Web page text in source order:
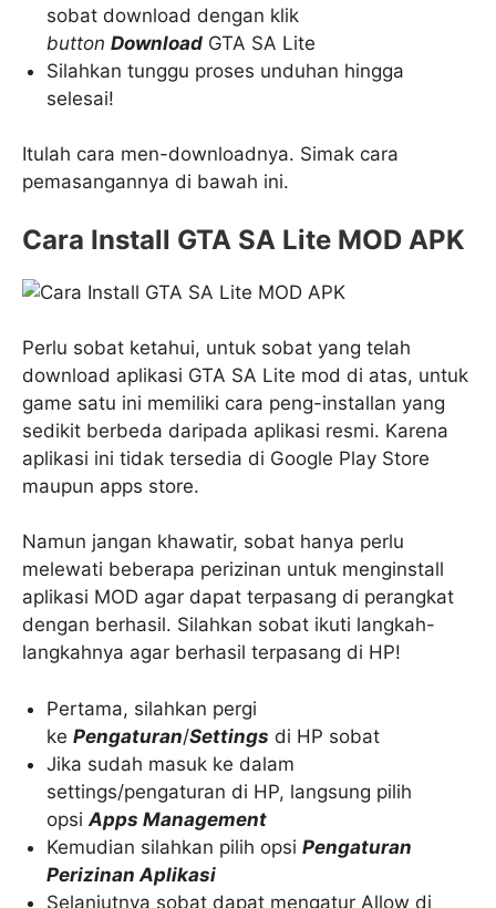
sobat download dengan klik
button Download GTA SA Lite
Silahkan tunggu proses unduhan hingga
selesai!
Itulah cara men-downloadnya. Simak cara
pemasangannya di bawah ini.
Cara Install GTA SA Lite MOD APK
Perlu sobat ketahui, untuk sobat yang telah
download aplikasi GTA SA Lite mod di atas, untuk
game satu ini memiliki cara peng-installan yang
sedikit berbeda daripada aplikasi resmi. Karena
aplikasi ini tidak tersedia di Google Play Store
maupun apps store.
Namun jangan khawatir, sobat hanya perlu
melewati beberapa perizinan untuk menginstall
aplikasi MOD agar dapat terpasang di perangkat
dengan berhasil. Silahkan sobat ikuti langkah-
langkahnya agar berhasil terpasang di HP!
Pertama, silahkan pergi
kePengaturan/Settings di HP sobat
Jika sudah masuk ke dalam
settings/pengaturan di HP, langsung pilih
opsiApps Management
Kemudian silahkan pilih opsiPengaturan
Perizinan Aplikasi
Selanjutnya sobat dapat mengatur Allow di